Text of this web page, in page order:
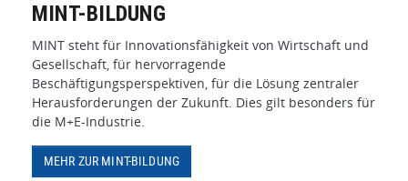
MINT-BILDUNG
MINT steht für Innovationsfähigkeit von Wirtschaft und
Gesellschaft, für hervorragende
Beschäftigungsperspektiven, für die Lösung zentraler
Herausforderungen der Zukunft. Dies gilt besonders für
die M+E-Industrie.
MEHR ZUR MINT-BILDUNG